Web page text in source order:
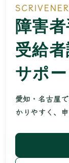
SCRIVENER
障害
受給
サポー
愛知・名古屋
かりやすく、